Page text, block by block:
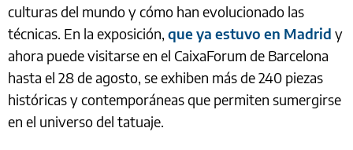
culturas del mundo y cómo han evolucionado las
técnicas. En la exposición, que ya estuvo en Madrid y
ahora puede visitarse en el CaixaForum de Barcelona
hasta el 28 de agosto, se exhiben más de 240 piezas
históricas y contemporáneas que permiten sumergirse
en el universo del tatuaje.